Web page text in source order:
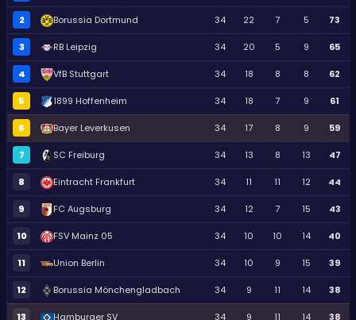
2 Borussia Dortmund 34 22 7 5 73
3 RB Leipzig 34 20 5 9 65
4 VfB Stuttgart 34 18 8 8 62
5 1899 Hoffenheim 34 18 7 9 61
6 Bayer Leverkusen 34 17 8 9 59
7 SC Freiburg 34 13 8 13 47
8 Eintracht Frankfurt 34 11 11 12 44
9 FC Augsburg 34 12 7 15 43
10 FSV Mainz 05 34 10 10 14 40
11 Union Berlin 34 10 9 15 39
12 Borussia Mönchengladbach 34 9 11 14 38
13 Hamburger SV 34 9 11 14 38